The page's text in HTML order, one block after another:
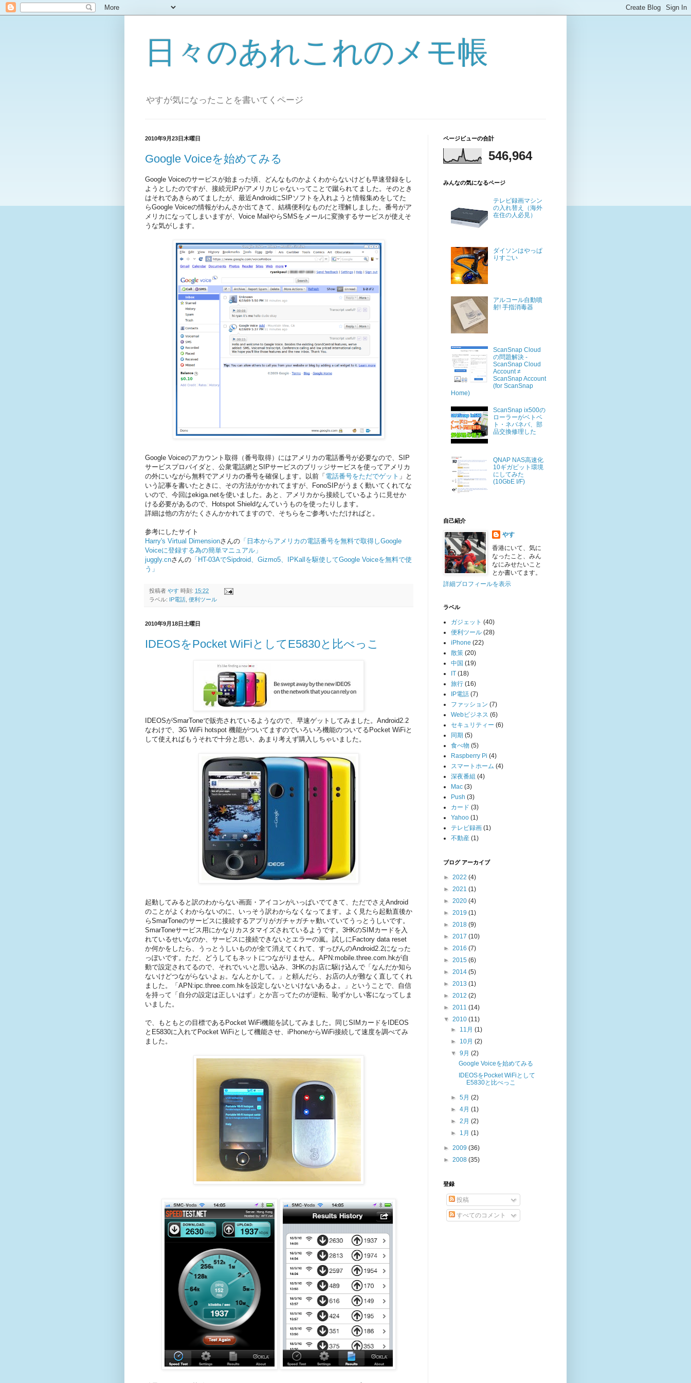
日々のあれこれのメモ帳
やすが気になったことを書いてくページ
2010年9月23日木曜日
Google Voiceを始めてみる
Google Voiceのサービスが始まった頃、どんなものかよくわからないけども早速登録をし
ようとしたのですが、接続元IPがアメリカじゃないってことで蹴られてました。そのとき
はそれであきらめてましたが、最近AndroidにSIPソフトを入れようと情報集めをしてた
らGoogle Voiceの情報がわんさか出てきて、結構便利なものだと理解しました。番号がア
メリカになってしまいますが、Voice MailやらSMSをメールに変換するサービスが使えそ
うな気がします。
Google Voiceのアカウント取得（番号取得）にはアメリカの電話番号が必要なので、SIP
サービスプロバイダと、公衆電話網とSIPサービスのブリッジサービスを使ってアメリカ
の外にいながら無料でアメリカの番号を確保します。以前「 電話番号をただでゲット 」と
いう記事を書いたときに、その方法がかかれてますが、FonoSIPがうまく動いてくれてな
いので、今回はekiga.netを使いました。あと、アメリカから接続しているように見せか
ける必要があるので、Hotspot Shieldなんていうものを使ったりします。
詳細は他の方がたくさんかかれてますので、そちらをご参考いただければと。
参考にしたサイト
Harry's Virtual Dimensionさんの 「日本からアメリカの電話番号を無料で取得しGoogle
Voiceに登録する為の簡単マニュアル」
juggly.cnさんの 「HT-03AでSipdroid、Gizmo5、IPKallを駆使してGoogle Voiceを無料で使
う」
投稿者 やす 時刻: 15:22
ラベル: IP電話 便利ツール
2010年9月18日土曜日
IDEOSをPocket WiFiとしてE5830と比べっこ
IDEOSがSmarToneで販売されているようなので、早速ゲットしてみました。Android2.2
なわけで、3G WiFi hotspot 機能がついてますのでいろいろ機能のついてるPocket WiFiと
して使えればもうそれで十分と思い、あまり考えず購入しちゃいました。
起動してみると訳のわからない画面・アイコンがいっぱいでてきて、ただでさえAndroid
のことがよくわからないのに、いっそう訳わからなくなってます。よく見たら起動直後か
らSmarToneのサービスに接続するアプリがガチャガチャ動いていてうっとうしいです。
SmarToneサービス用にかなりカスタマイズされているようです。3HKのSIMカードを入
れているせいなのか、サービスに接続できないとエラーの嵐。試しにFactory data reset
か何かをしたら、うっとうしいものが全て消えてくれて、すっぴんのAndroid2.2になった
っぽいです。ただ、どうしてもネットにつながりません。APN:mobile.three.com.hkが自
動で設定されてるので、それでいいと思い込み、3HKのお店に駆け込んで「なんだか知ら
ないけどつながらないよぉ。なんとかして。」と頼んだら、お店の人が難なく直してくれ
ました。「APN:ipc.three.com.hkを設定しないといけないあるよ。」ということで、自信
を持って「自分の設定は正しいはず」とか言ってたのが逆転、恥ずかしい客になってしま
いました。
で、もともとの目標であるPocket WiFi機能を試してみました。同じSIMカードをIDEOS
とE5830に入れてPocket WiFiとして機能させ、iPhoneからWiFi接続して速度を調べてみ
ました。
ページビューの合計
546,964
みんなの気になるページ
テレビ録画マシン
の入れ替え（海外
在住の人必見）
ダイソンはやっぱ
りすごい
アルコール自動噴
射! 手指消毒器
ScanSnap Cloud
の問題解決 -
ScanSnap Cloud
Account ≠
ScanSnap Account
(for ScanSnap
Home)
ScanSnap ix500の
ローラーがベトベ
ト・ネバネバ、部
品交換修理した
QNAP NAS高速化
10ギガビット環境
にしてみた
(10GbE I/F)
自己紹介
やす
香港にいて、気に
なったこと、みん
なにみせたいこと
とか書いてます。
詳細プロフィールを表示
ラベル
ガジェット (40)
便利ツール (28)
iPhone (22)
散策 (20)
中国 (19)
IT (18)
旅行 (16)
IP電話 (7)
ファッション (7)
Webビジネス (6)
セキュリティー (6)
同期 (5)
食べ物 (5)
Raspberry Pi (4)
スマートホーム (4)
深夜番組 (4)
Mac (3)
Push (3)
カード (3)
Yahoo (1)
テレビ録画 (1)
不動産 (1)
ブログ アーカイブ
► 2022 (4)
► 2021 (1)
► 2020 (4)
► 2019 (1)
► 2018 (9)
► 2017 (10)
► 2016 (7)
► 2015 (6)
► 2014 (5)
► 2013 (1)
► 2012 (2)
► 2011 (14)
▼ 2010 (11)
► 11月(1)
► 10月(2)
▼9月(2)
Google Voiceを始めてみる
IDEOSをPocket WiFiとして
E5830と比べっこ
►5月(2)
►4月(1)
►2月(2)
► 1月(1)
► 2009 (36)
► 2008 (35)
登録
投稿
すべてのコメント